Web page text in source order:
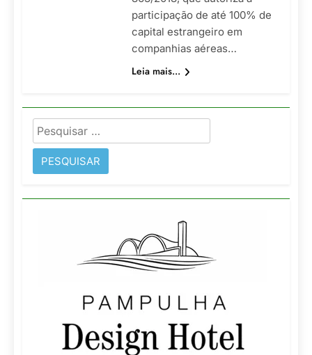
participação de até 100% de
capital estrangeiro em
companhias aéreas…
Leia mais...
Pesquisar
por: